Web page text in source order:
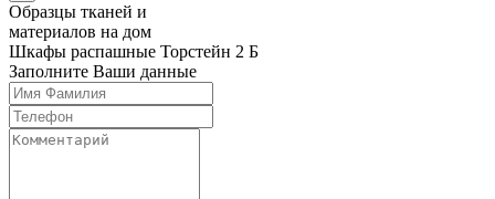
Образцы тканей и
материалов на дом
Шкафы распашные Торстейн 2 Б
Заполните Ваши данные